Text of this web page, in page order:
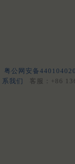
粤公网安备
系我们
客服：+86